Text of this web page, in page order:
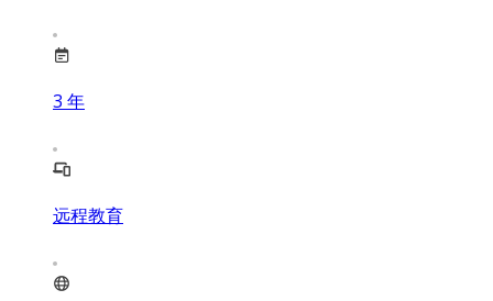
3 年
远程教育